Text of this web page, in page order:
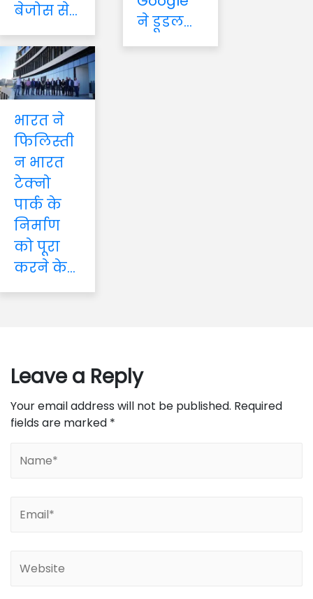
बेजोस से...
ने डूडल...
भारत ने
फिलिस्ती
न भारत
टेक्नो
पार्क के
निर्माण
को पूरा
करने के...
Leave a Reply
Your email address will not be published. Required
fields are marked *